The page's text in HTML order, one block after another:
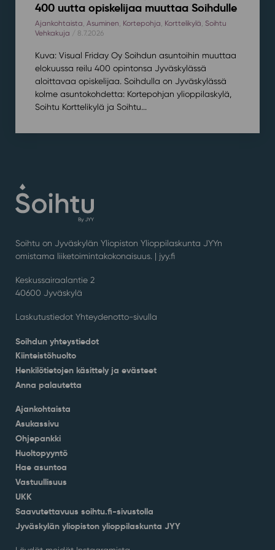
400 uutta opiskelijaa muuttaa Soihdulle
Ajankohtaista Asuminen Kortepohja Korttelikylä Soihtu
Vehkakuja / 8.7.2026
Kuva: Visual Friday Oy Soihdun asuntoihin muuttaa
elokuussa reilu 400 opintonsa Jyväskylässä
aloittavaa opiskelijaa. Soihdulla on Jyväskylässä
kolme asuntokohdetta: Kortepohjan ylioppilaskylä,
Soihtu Korttelikylä ja Soihtu...
Soihtu on Jyväskylän Yliopiston Ylioppilaskunta JYYn
omistama liiketoimintakokonaisuus. | jyy.fi
Keskussairaalantie 2
40600 Jyväskylä
Laskutustiedot Yhteydenotto-sivulla
Soihdun yhteystiedot
Kiinteistöhuolto
Henkilötietojen käsittely ja evästeet
Anna palautetta
Ajankohtaista
Asukassivu
Ohjepankki
Huoltopyyntö
Hae asuntoa
Vastuullisuus
UKK
Saavutettavuus soihtu.fi-sivustolla
Jyväskylän yliopiston ylioppilaskunta JYY